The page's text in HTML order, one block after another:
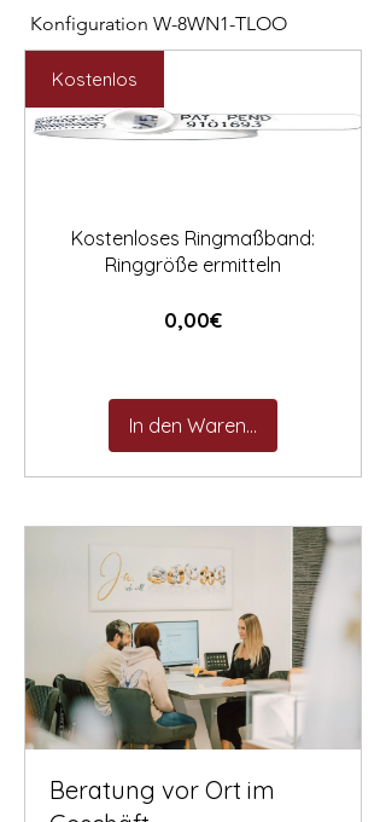
Konfiguration W-8WN1-TLOO
Preis
2.547,00 €
Preis
Kostenlos
Kostenloses Ringmaßband:
Ringgröße ermitteln
0,00€Preis
In den Warenkorb
Beratung vor Ort im